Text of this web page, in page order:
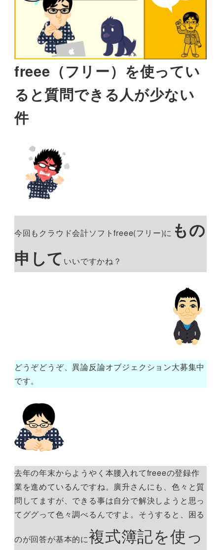
freee（フリー）を使ってい
ると質問できる人が少ない
件
今回もクラウド会計ソフトfreee(フリー)に もの
申して いいですかね？
どうぞどうぞ、異論反論オブジェクション大募集中
です。
去年の年末からようやく本腰入れてfreeeの登録作
業を進めているんですね。廣升さんにも、色々と質
問してますが、できる事は自分で解決しようと思っ
てググって色々調べるんですよ。そうすると、困る
のが回答が基本的に複式簿記を使っ